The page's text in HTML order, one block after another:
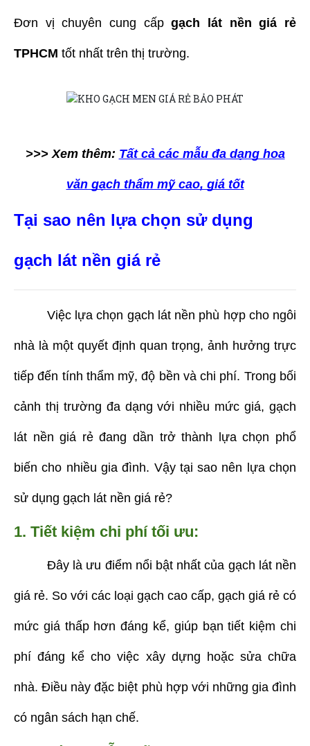
Đơn vị chuyên cung cấpgạch lát nền giá rẻ
TPHCM tốt nhất trên thị trường.
>>> Xem thêm: Tất cả các mẫu đa dạng hoa
văn gạch thẩm mỹ cao, giá tốt
Tại sao nên lựa chọn sử dụng
gạch lát nền giá rẻ
Việc lựa chọn gạch lát nền phù hợp cho ngôi
nhà là một quyết định quan trọng, ảnh hưởng trực
tiếp đến tính thẩm mỹ, độ bền và chi phí. Trong bối
cảnh thị trường đa dạng với nhiều mức giá, gạch
lát nền giá rẻ đang dần trở thành lựa chọn phổ
biến cho nhiều gia đình. Vậy tại sao nên lựa chọn
sử dụng gạch lát nền giá rẻ?
1. Tiết kiệm chi phí tối ưu:
Đây là ưu điểm nổi bật nhất của gạch lát nền
giá rẻ. So với các loại gạch cao cấp, gạch giá rẻ có
mức giá thấp hơn đáng kể, giúp bạn tiết kiệm chi
phí đáng kể cho việc xây dựng hoặc sửa chữa
nhà. Điều này đặc biệt phù hợp với những gia đình
có ngân sách hạn chế.